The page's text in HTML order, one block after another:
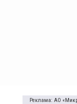
Реклама: АО